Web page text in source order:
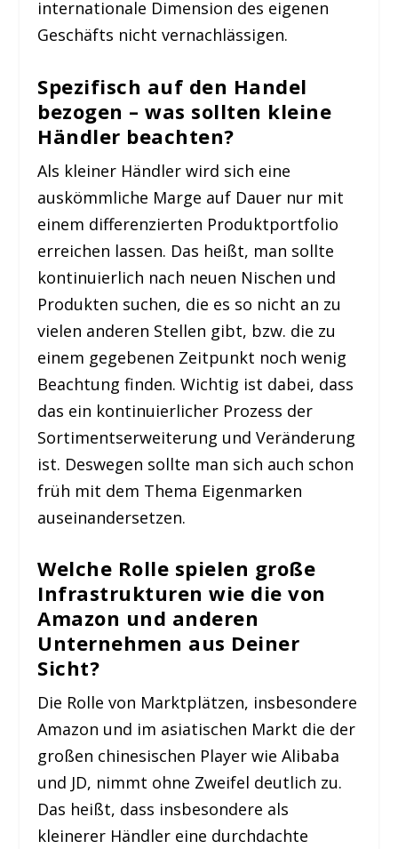
internationale Dimension des eigenen
Geschäfts nicht vernachlässigen.
Spezifisch auf den Handel
bezogen – was sollten kleine
Händler beachten?
Als kleiner Händler wird sich eine
auskömmliche Marge auf Dauer nur mit
einem differenzierten Produktportfolio
erreichen lassen. Das heißt, man sollte
kontinuierlich nach neuen Nischen und
Produkten suchen, die es so nicht an zu
vielen anderen Stellen gibt, bzw. die zu
einem gegebenen Zeitpunkt noch wenig
Beachtung finden. Wichtig ist dabei, dass
das ein kontinuierlicher Prozess der
Sortimentserweiterung und Veränderung
ist. Deswegen sollte man sich auch schon
früh mit dem Thema Eigenmarken
auseinandersetzen.
Welche Rolle spielen große
Infrastrukturen wie die von
Amazon und anderen
Unternehmen aus Deiner
Sicht?
Die Rolle von Marktplätzen, insbesondere
Amazon und im asiatischen Markt die der
großen chinesischen Player wie Alibaba
und JD, nimmt ohne Zweifel deutlich zu.
Das heißt, dass insbesondere als
kleinerer Händler eine durchdachte